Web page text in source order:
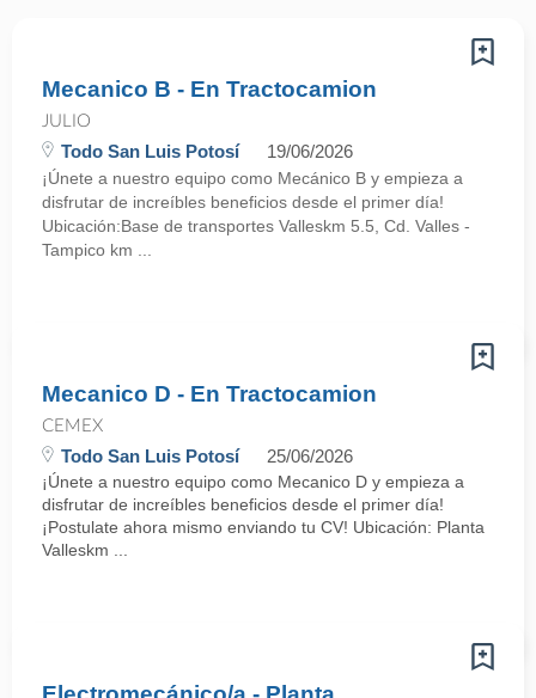
Mecanico B - En Tractocamion
JULIO
Todo San Luis Potosí 19/06/2026
¡Únete a nuestro equipo como Mecánico B y empieza a
disfrutar de increíbles beneficios desde el primer día!
Ubicación:Base de transportes Valleskm 5.5, Cd. Valles -
Tampico km ...
Mecanico D - En Tractocamion
CEMEX
Todo San Luis Potosí 25/06/2026
¡Únete a nuestro equipo como Mecanico D y empieza a
disfrutar de increíbles beneficios desde el primer día!
¡Postulate ahora mismo enviando tu CV! Ubicación: Planta
Valleskm ...